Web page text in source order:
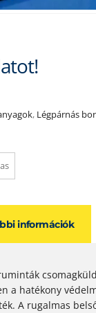
, Légpárnás
információk
a hatékony
A rugalmas